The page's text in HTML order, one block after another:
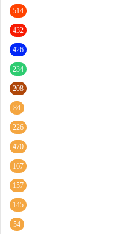
514
432
426
234
208
84
226
470
167
157
145
54